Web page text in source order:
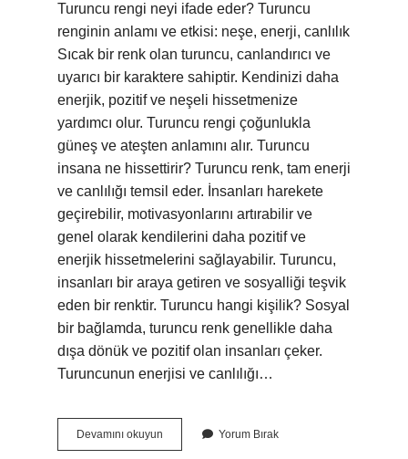
Turuncu rengi neyi ifade eder? Turuncu
renginin anlamı ve etkisi: neşe, enerji, canlılık
Sıcak bir renk olan turuncu, canlandırıcı ve
uyarıcı bir karaktere sahiptir. Kendinizi daha
enerjik, pozitif ve neşeli hissetmenize
yardımcı olur. Turuncu rengi çoğunlukla
güneş ve ateşten anlamını alır. Turuncu
insana ne hissettirir? Turuncu renk, tam enerji
ve canlılığı temsil eder. İnsanları harekete
geçirebilir, motivasyonlarını artırabilir ve
genel olarak kendilerini daha pozitif ve
enerjik hissetmelerini sağlayabilir. Turuncu,
insanları bir araya getiren ve sosyalliği teşvik
eden bir renktir. Turuncu hangi kişilik? Sosyal
bir bağlamda, turuncu renk genellikle daha
dışa dönük ve pozitif olan insanları çeker.
Turuncunun enerjisi ve canlılığı…
Devamını okuyun Turuncu
Rengi
Yorum Bırak